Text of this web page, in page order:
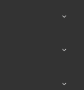


